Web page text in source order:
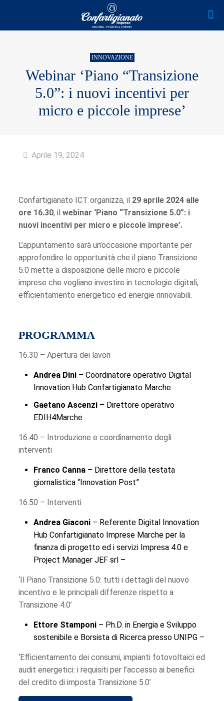
INNOVAZIONE
Webinar ‘Piano “Transizione
5.0”: i nuovi incentivi per
micro e piccole imprese’
Aprile 19, 2024
Confartigianato ICT organizza, il 29 aprile 2024 alle
ore 16.30, il webinar ‘Piano “Transizione 5.0”: i
nuovi incentivi per micro e piccole imprese’.
L’appuntamento sarà un’occasione importante per
approfondire le opportunità che il piano Transizione
5.0 mette a disposizione delle micro e piccole
imprese che vogliano investire in tecnologie digitali,
efficientamento energetico ed energie rinnovabili.
PROGRAMMA
16.30 – Apertura dei lavori
Andrea Dini – Coordinatore operativo Digital
Innovation Hub Confartigianato Marche
Gaetano Ascenzi – Direttore operativo
EDIH4Marche
16.40 – Introduzione e coordinamento degli
interventi
Franco Canna – Direttore della testata
giornalistica “Innovation Post”
16.50 – Interventi
Andrea Giaconi – Referente Digital Innovation
Hub Confartigianato Imprese Marche per la
finanza di progetto ed i servizi Impresa 4.0 e
Project Manager JEF srl –
‘Il Piano Transizione 5.0: tutti i dettagli del nuovo
incentivo e le principali differenze rispetto a
Transizione 4.0’
Ettore Stamponi – Ph.D. in Energia e Sviluppo
sostenibile e Borsista di Ricerca presso UNIPG –
‘Efficientamento dei consumi, impianti fotovoltaici ed
audit energetici: i requisiti per l’accesso ai benefici
del credito di imposta Transizione 5.0’